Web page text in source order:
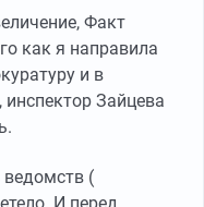
гражданам
пятого курса
что не
а также зачёт и
выдвинутое
в приказе
Факт
как я направила
и в
Зайцева
ведомств (